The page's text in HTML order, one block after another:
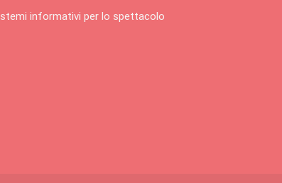
informativi per lo spettacolo